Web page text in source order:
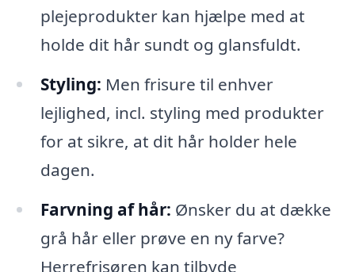
plejeprodukter kan hjælpe med at
holde dit hår sundt og glansfuldt.
Styling: Men frisure til enhver
lejlighed, incl. styling med produkter
for at sikre, at dit hår holder hele
dagen.
Farvning af hår: Ønsker du at dække
grå hår eller prøve en ny farve?
Herrefrisøren kan tilbyde